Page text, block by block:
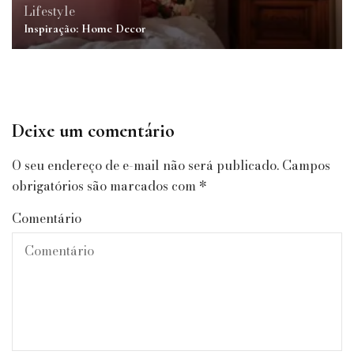
Lifestyle
Inspiração: Home Decor
Deixe um comentário
O seu endereço de e-mail não será publicado. Campos
obrigatórios são marcados com *
Comentário